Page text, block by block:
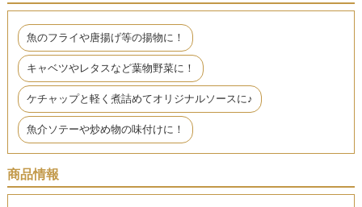
魚のフライや唐揚げ等の揚物に！
キャベツやレタスなど葉物野菜に！
ケチャップと軽く煮詰めてオリジナルソースに♪
魚介ソテーや炒め物の味付けに！
商品情報